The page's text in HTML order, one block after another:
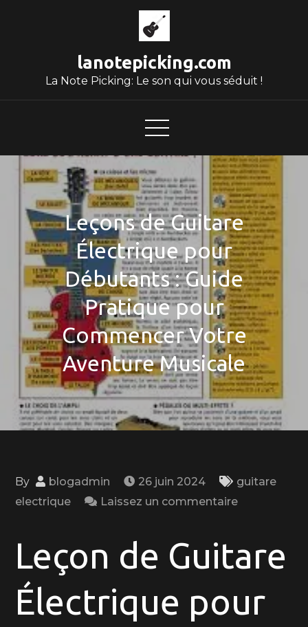
lanotepicking.com
La Note Picking: Le son qui vous séduit !
Leçons de Guitare
Électrique pour
Débutants : Guide
Pratique pour
Commencer Votre
Aventure Musicale
By blogadmin 26 juin 2024
guitare
electrique
Laissez un commentaireon
Guitare
pour
Débutants
Leçon de Guitare
Électrique pour